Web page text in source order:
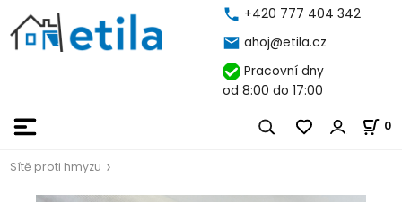
+420 777 404 342
ahoj@etila.cz
Pracovní dny
od 8:00 do 17:00
0
Sítě proti hmyzu